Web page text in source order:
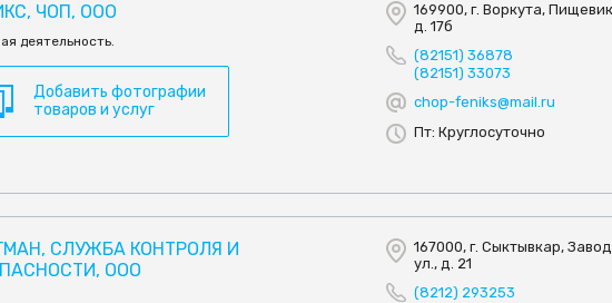
ЧОП, ООО
деятельность.
Добавить фотографии
товаров и услуг
169900, г. Воркута,
д. 17б
(82151) 36878
(82151) 33073
chop-feniks@mail.ru
Пт: Круглосуточно
СЛУЖБА КОНТРОЛЯ И
ООО
167000, г. Сыктывкар,
ул., д. 21
(8212) 293253